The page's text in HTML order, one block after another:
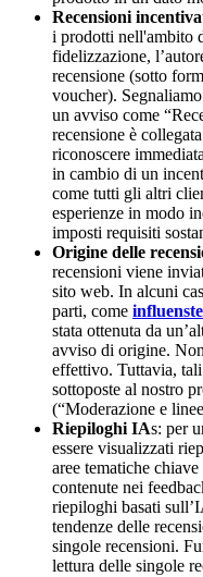
Recensioni
i prodotti nell'ambito
fidelizzazione,
recensione (sotto
voucher).
un avviso come
recensione è
riconoscere
in cambio di un
come tutti gli altri
esperienze in modo
imposti requisiti
Origine delle
recensioni viene
sito web. In alcuni
parti, come
stata ottenuta da
avviso di origine.
effettivo. Tuttavia,
sottoposte al nostro
(“Moderazione e
Riepiloghi IAs: per
essere visualizzati
aree tematiche
contenute nei
riepiloghi basati
tendenze delle
singole recensioni.
lettura delle singole